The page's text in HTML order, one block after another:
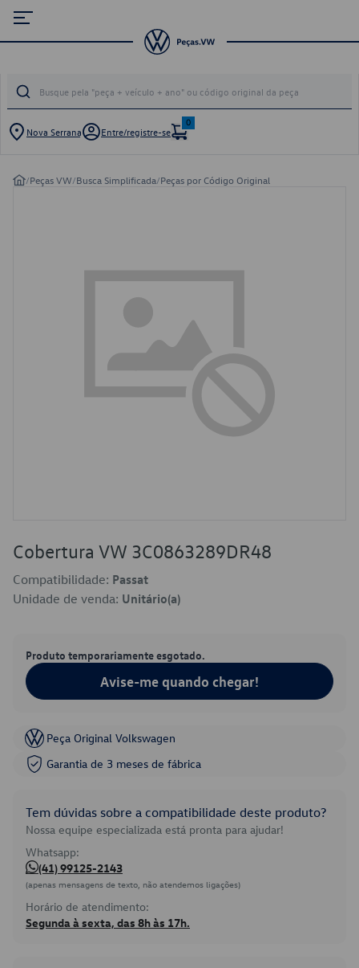
Nova Serrana Entre/registre-se
0
/Peças VW/Busca Simplificada/Peças por Código Original
Cobertura VW 3C0863289DR48
Compatibilidade: Passat
Unidade de venda: Unitário(a)
Produto temporariamente esgotado.
Avise-me quando chegar!
Peça Original Volkswagen
Garantia de 3 meses de fábrica
Tem dúvidas sobre a compatibilidade deste produto?
Nossa equipe especializada está pronta para ajudar!
Whatsapp:
(41) 99125-2143
(apenas mensagens de texto, não atendemos ligações)
Horário de atendimento:
Segunda à sexta, das 8h às 17h.